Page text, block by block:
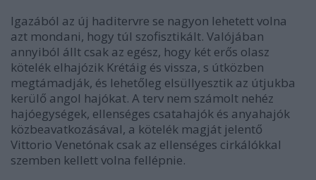
Igazából az új haditervre se nagyon lehetett volna
azt mondani, hogy túl szofisztikált. Valójában
annyiból állt csak az egész, hogy két erős olasz
kötelék elhajózik Krétáig és vissza, s útközben
megtámadják, és lehetőleg elsüllyesztik az útjukba
kerülő angol hajókat. A terv nem számolt nehéz
hajóegységek, ellenséges csatahajók és anyahajók
közbeavatkozásával, a kötelék magját jelentő
Vittorio Venetónak csak az ellenséges cirkálókkal
szemben kellett volna fellépnie.